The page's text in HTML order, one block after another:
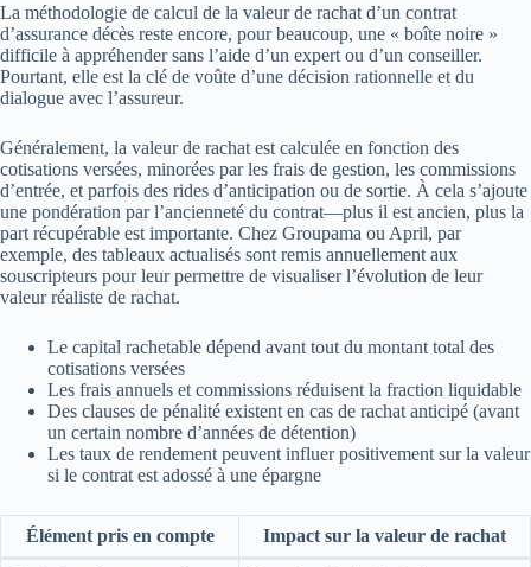
La méthodologie de calcul de la valeur de rachat d’un contrat
d’assurance décès reste encore, pour beaucoup, une « boîte noire »
difficile à appréhender sans l’aide d’un expert ou d’un conseiller.
Pourtant, elle est la clé de voûte d’une décision rationnelle et du
dialogue avec l’assureur.
Généralement, la valeur de rachat est calculée en fonction des
cotisations versées, minorées par les frais de gestion, les commissions
d’entrée, et parfois des rides d’anticipation ou de sortie. À cela s’ajoute
une pondération par l’ancienneté du contrat—plus il est ancien, plus la
part récupérable est importante. Chez Groupama ou April, par
exemple, des tableaux actualisés sont remis annuellement aux
souscripteurs pour leur permettre de visualiser l’évolution de leur
valeur réaliste de rachat.
Le capital rachetable dépend avant tout du montant total des
cotisations versées
Les frais annuels et commissions réduisent la fraction liquidable
Des clauses de pénalité existent en cas de rachat anticipé (avant
un certain nombre d’années de détention)
Les taux de rendement peuvent influer positivement sur la valeur
si le contrat est adossé à une épargne
Élément pris en compte Impact sur la valeur de rachat